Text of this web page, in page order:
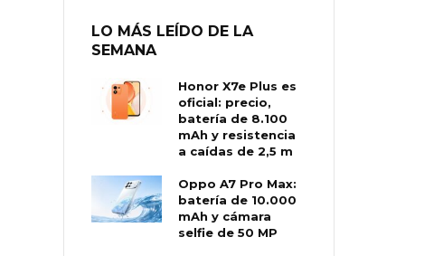
LO MÁS LEÍDO DE LA
SEMANA
Honor X7e Plus es
oficial: precio,
batería de 8.100
mAh y resistencia
a caídas de 2,5 m
Oppo A7 Pro Max:
batería de 10.000
mAh y cámara
selfie de 50 MP